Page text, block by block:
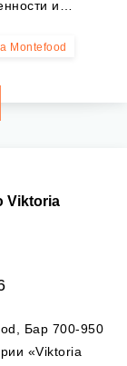
и…
Montefood
Viktoria
Бар 700-950
«Viktoria